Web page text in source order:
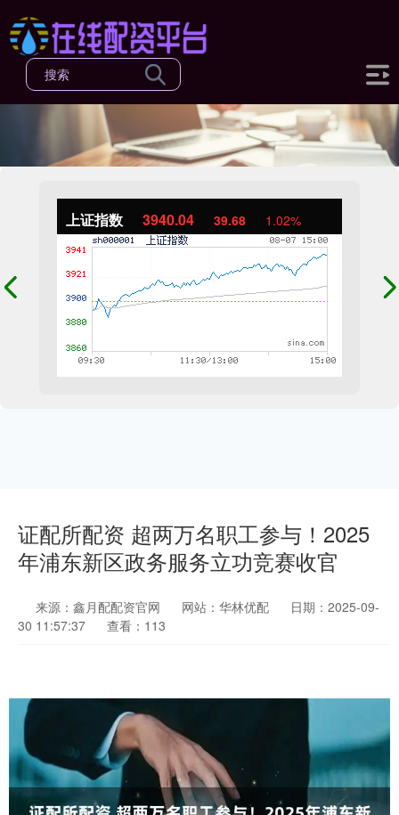
上证指数 3940.04 39.68 1.02%
证配所配资 超两万名职工参与！2025
年浦东新区政务服务立功竞赛收官
来源：鑫月配配资官网 网站：华林优配
日期：2025-09-
30 11:57:37
查看：113